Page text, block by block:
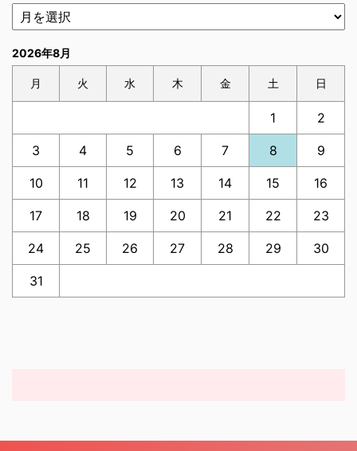
2026年8月
月 火 水 木 金 土 日
1 2
3 4 5 6 7 8 9
10 11 12 13 14 15 16
17 18 19 20 21 22 23
24 25 26 27 28 29 30
31